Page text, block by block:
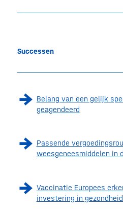
Successen
Belang van een gelijk
geagendeerd
Passende
weesgeneesmiddelen in
Vaccinatie Europees
investering in